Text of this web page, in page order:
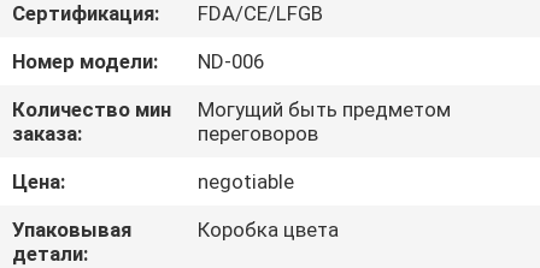
ЭКСКУРСИЯ
ПО
ЗАВОДУ
КОНТРОЛЬ
КАЧЕСТВА
Сертификация:
FDA/CE/LFGB
Номер модели:
ND-006
Количество мин
заказа:
Могущий быть предметом
переговоров
Цена:
negotiable
Упаковывая
детали:
Коробка цвета